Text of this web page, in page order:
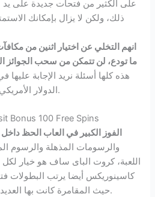
على الكثير من فتحات جديدة على
ذلك، ولكن لا يزال بإمكانك
انهم التخلي عن اختيار اثنين من
ما تودع، لن تتمكن من سحب الجوائز
هذه كلها أسئلة نريد الإجابة
الدولار الأمريكي والجنيه الإسترليني واليورو.
Bonus 100 Free Spins
الفوز الكبير في العاب الحظ داخل
والرسومات المذهلة والرسوم
كاسينوريكس أيضا يرتب البطولات
حيث المقامرة كانت بها العديد من العيوب على مر السنين.